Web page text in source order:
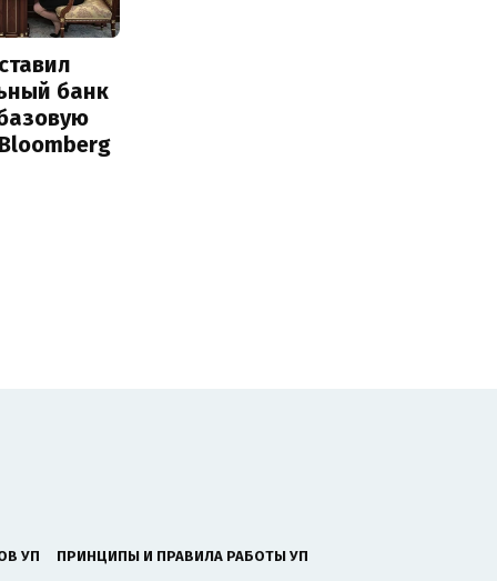
банк
УП ПРИНЦИПЫ И ПРАВИЛА РАБОТЫ УП